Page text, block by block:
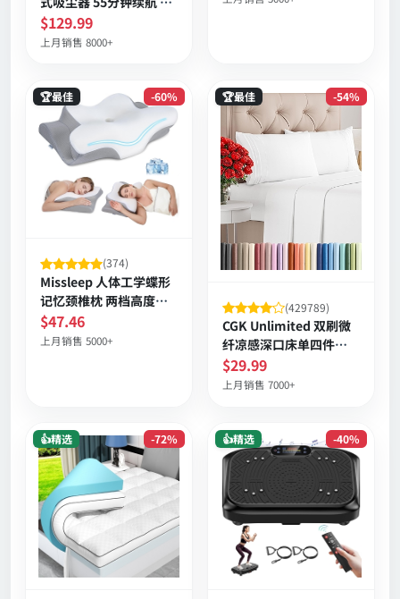
HEPA 防缠绕滚刷 家用
$129.99
上月销售 8000+
-60%
🏆最佳
(374)
Missleep 人体工学蝶形
记忆颈椎枕 两档高度可
调 冰丝透气套 缓解肩颈
痛支撑
$47.46
上月销售 5000+
-54%
🏆最佳
(429789)
CGK Unlimited 双刷微
纤凉感深口床单四件套
Queen加大号 超柔透气
防皱奥可泰认证
$29.99
上月销售 7000+
-72%
👍精选 -40%
👍精选